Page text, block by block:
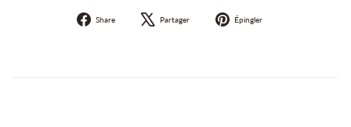
Share
Partager
Partager
Tweeter Épingler